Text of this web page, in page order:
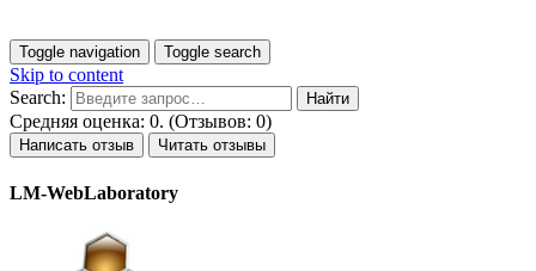
Toggle navigation Toggle search
Skip to content
Search:
Средняя оценка: 0. (Отзывов: 0)
Написать отзыв Читать отзывы
LM-WebLaboratory